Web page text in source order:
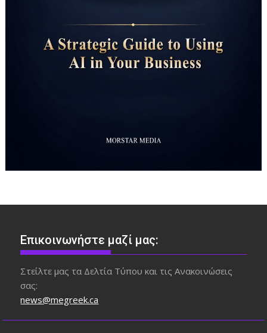
Επικοινωνήστε μαζί μας:
Στείλτε μας τα Δελτία Τύπου και τις Ανακοινώσεις
σας:
news@megreek.ca